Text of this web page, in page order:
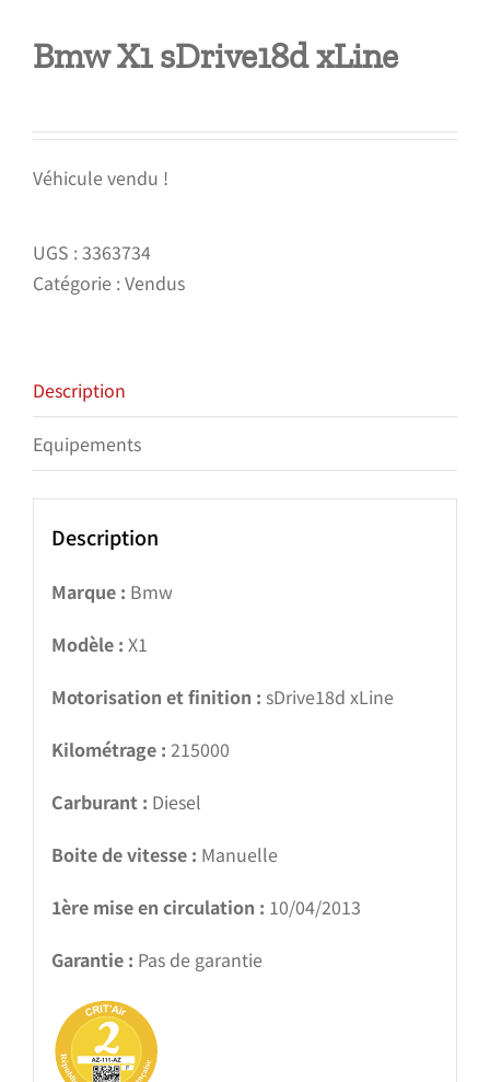
Bmw X1 sDrive18d xLine
Véhicule vendu !
UGS :3363734
Catégorie :Vendus
Description
Equipements
Description
Marque : Bmw
Modèle : X1
Motorisation et finition : sDrive18d xLine
Kilométrage : 215000
Carburant : Diesel
Boite de vitesse : Manuelle
1ère mise en circulation : 10/04/2013
Garantie : Pas de garantie